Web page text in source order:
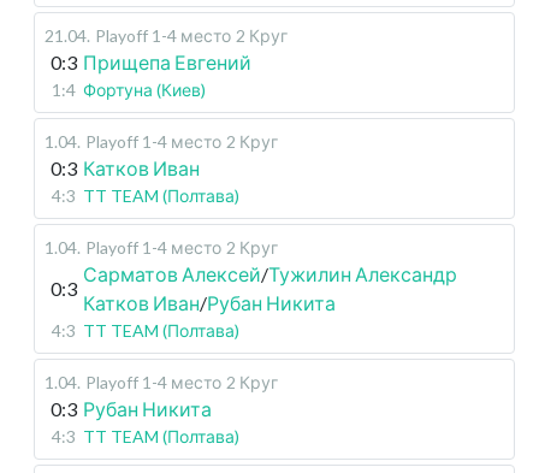
21.04. Playoff 1-4 место 2 Круг
0:3 Прищепа Евгений
1:4 Фортуна (Киев)
1.04. Playoff 1-4 место 2 Круг
0:3 Катков Иван
4:3 TT TEAM (Полтава)
1.04. Playoff 1-4 место 2 Круг
0:3
Сарматов Алексей/Тужилин Александр
Катков Иван/Рубан Никита
4:3 TT TEAM (Полтава)
1.04. Playoff 1-4 место 2 Круг
0:3 Рубан Никита
4:3 TT TEAM (Полтава)